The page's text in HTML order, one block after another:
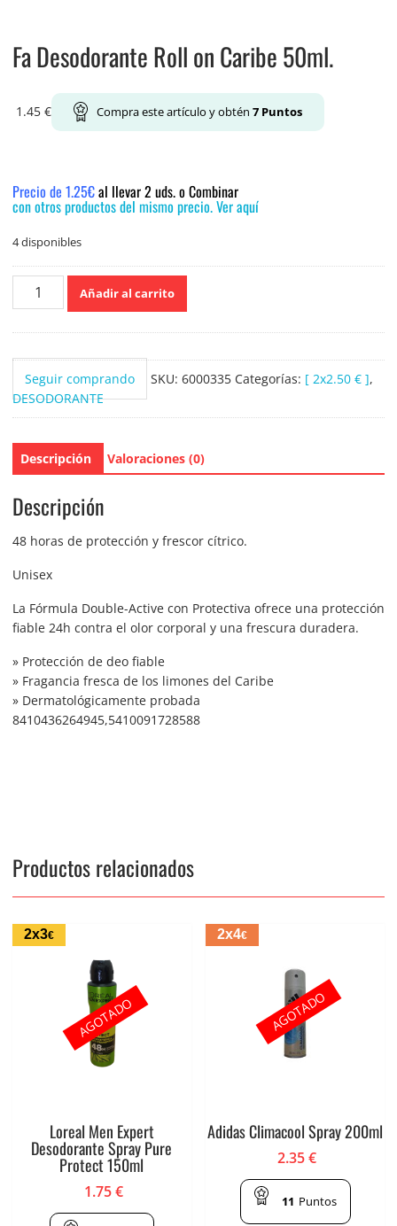
Fa Desodorante Roll on Caribe 50ml.
1.45 € Compra este artículo y obtén 7Puntos
Precio de 1.25€al llevar 2 uds. o Combinar
con otros productos del mismo precio. Ver aquí
4 disponibles
Desodorante
Caribe
50ml.
cantidad
Añadir al carrito
Seguir comprando SKU: 6000335 Categorías: [ 2x2.50 € ],
DESODORANTE
Descripción Valoraciones (0)
Descripción
48 horas de protección y frescor cítrico.
Unisex
La Fórmula Double-Active con Protectiva ofrece una protección
fiable 24h contra el olor corporal y una frescura duradera.
» Protección de deo fiable
» Fragancia fresca de los limones del Caribe
» Dermatológicamente probada
8410436264945,5410091728588
Productos relacionados
2x3€
Loreal Men Expert
Desodorante Spray Pure
Protect 150ml
1.75€
AGOTADO
2x4€
Adidas Climacool Spray 200ml
2.35€
11 Puntos
AGOTADO